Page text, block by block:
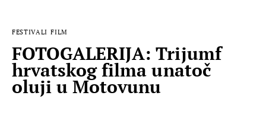
FESTIVALI FILM
FOTOGALERIJA: Trijumf
hrvatskog filma unatoč
oluji u Motovunu